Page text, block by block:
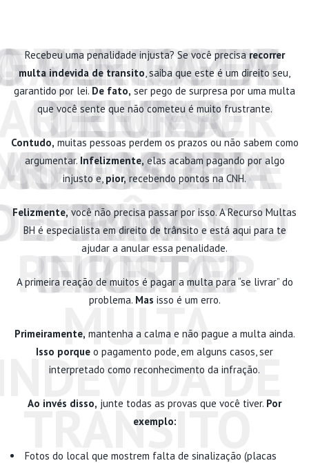
Recebeu uma penalidade injusta? Se você precisa recorrer
multa indevida de transito , saiba que este é um direito seu,
garantido por lei. De fato, ser pego de surpresa por uma multa
que você sente que não cometeu é muito frustrante.
Contudo, muitas pessoas perdem os prazos ou não sabem como
argumentar. Infelizmente, elas acabam pagando por algo
injusto e, pior, recebendo pontos na CNH.
Felizmente, você não precisa passar por isso. A Recurso Multas
BH é especialista em direito de trânsito e está aqui para te
ajudar a anular essa penalidade.
QUE FAZER
RECEBER
UMA MULTA
TRÂNSITO
INJUSTA?
A primeira reação de muitos é pagar a multa para “se livrar” do
problema. Mas isso é um erro.
Primeiramente, mantenha a calma e não pague a multa ainda.
Isso porque o pagamento pode, em alguns casos, ser
interpretado como reconhecimento da infração.
Ao invés disso, junte todas as provas que você tiver. Por
exemplo:
Fotos do local que mostrem falta de sinalização (placas
PERIGO DE
TENTAR
RECORRER
SOZINHO
VANTAGEM
DE UMA
PARA
RECORRER
MULTA
DE
TRANSITO
FALE COM A
RECURSO
BH E
SEU
DIREITO!